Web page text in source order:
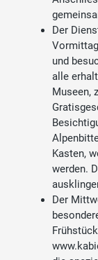
Der
und
alle
Museen,
Kasten,
werden.
Der